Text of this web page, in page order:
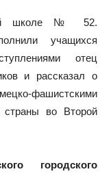
школе № 52.
учащихся
отец
и рассказал о
фашистскими
страны во Второй
городского